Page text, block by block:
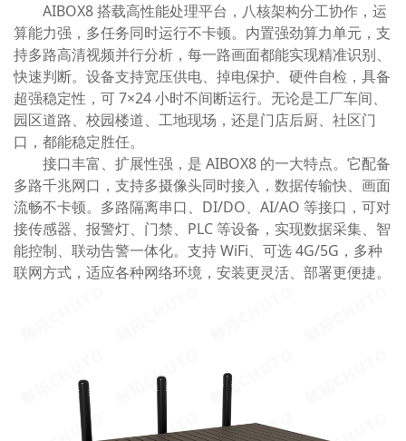
AIBOX8 搭载高性能处理平台，八核架构分工协作，运
算能力强，多任务同时运行不卡顿。内置强劲算力单元，支
持多路高清视频并行分析，每一路画面都能实现精准识别、
快速判断。设备支持宽压供电、掉电保护、硬件自检，具备
超强稳定性，可 7×24 小时不间断运行。无论是工厂车间、
园区道路、校园楼道、工地现场，还是门店后厨、社区门
口，都能稳定胜任。
接口丰富、扩展性强，是 AIBOX8 的一大特点。它配备
多路千兆网口，支持多摄像头同时接入，数据传输快、画面
流畅不卡顿。多路隔离串口、DI/DO、AI/AO 等接口，可对
接传感器、报警灯、门禁、PLC 等设备，实现数据采集、智
能控制、联动告警一体化。支持 WiFi、可选 4G/5G，多种
联网方式，适应各种网络环境，安装更灵活、部署更便捷。